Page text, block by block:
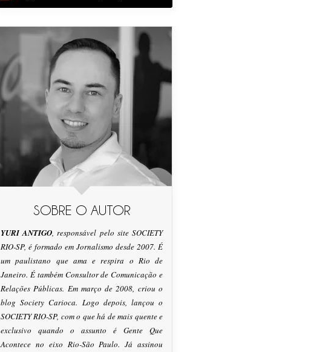
SOBRE O AUTOR
YURI ANTIGO, responsável pelo site SOCIETY
RIO-SP, é formado em Jornalismo desde 2007. É
um paulistano que ama e respira o Rio de
Janeiro. É também Consultor de Comunicação e
Relações Públicas. Em março de 2008, criou o
blog Society Carioca. Logo depois, lançou o
SOCIETY RIO-SP, com o que há de mais quente e
exclusivo quando o assunto é Gente Que
Acontece no eixo Rio-São Paulo. Já assinou